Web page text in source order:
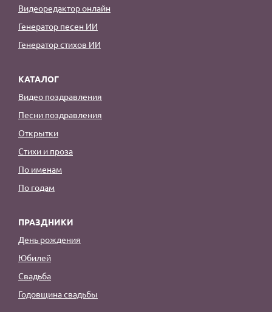
Видеоредактор онлайн
Генератор песен ИИ
Генератор стихов ИИ
КАТАЛОГ
Видео поздравления
Песни поздравления
Открытки
Стихи и проза
По именам
По годам
ПРАЗДНИКИ
День рождения
Юбилей
Свадьба
Годовщина свадьбы